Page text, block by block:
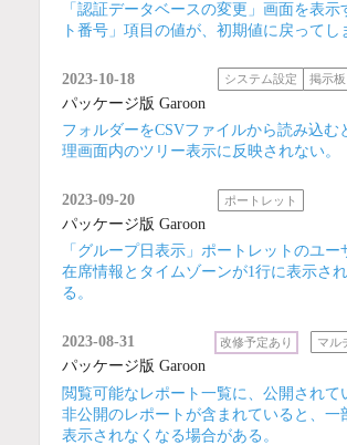
「認証データベースの変更」画面を表示
ト番号」項目の値が、初期値に戻ってし
2023-10-18 システム設定 掲示板
パッケージ版 Garoon
フォルダーをCSVファイルから読み込む
理画面内のツリー表示に反映されない。
2023-09-20 ポートレット
パッケージ版 Garoon
「グループ日表示」ポートレットのユー
在席情報とタイムゾーンが1行に表示さ
る。
2023-08-31 改修予定あり マル
パッケージ版 Garoon
閲覧可能なレポート一覧に、公開されて
非公開のレポートが含まれていると、一
表示されなくなる場合がある。